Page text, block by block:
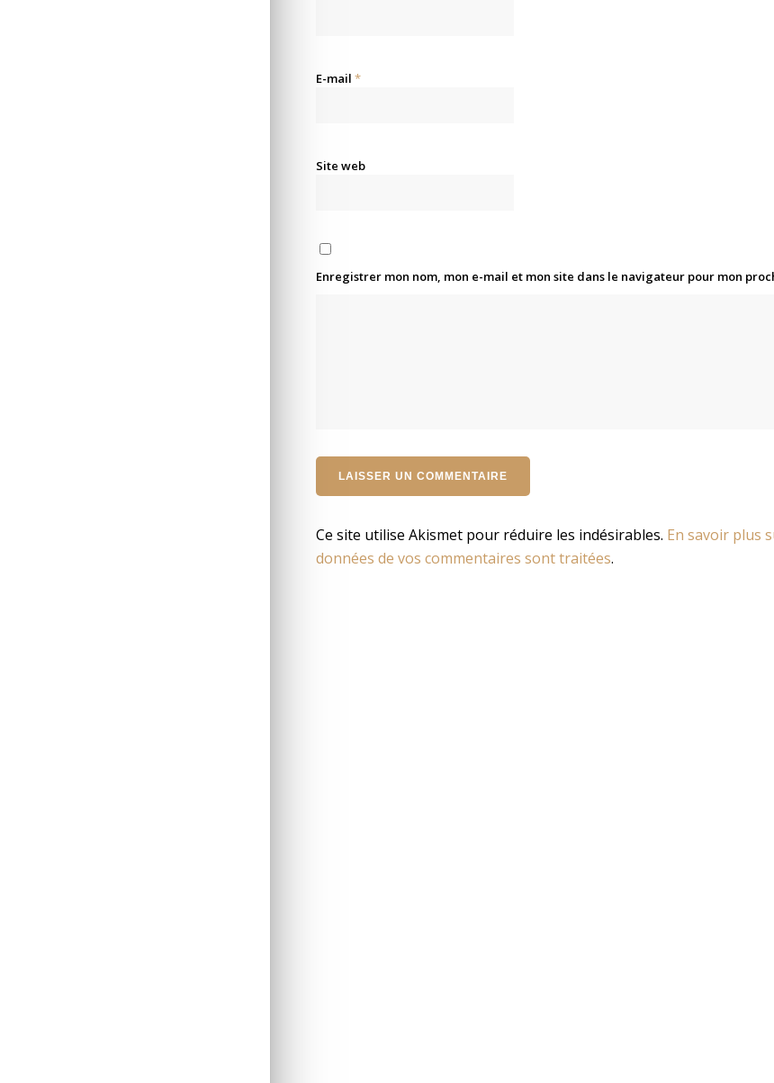
E-mail *
Site web
Enregistrer mon nom, mon e-mail et mon site dans le navigateur pour mon
Ce site utilise Akismet pour réduire les indésirables. En savoir plus
données de vos commentaires sont traitées.